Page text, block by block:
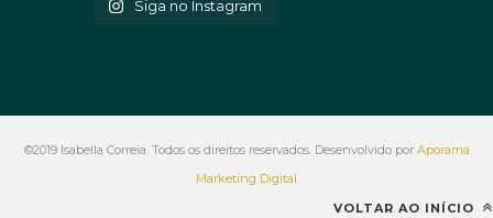
Siga no Instagram
©2019 Isabella Correia. Todos os direitos reservados. Desenvolvido por Aporama
Marketing Digital
VOLTAR AO INÍCIO